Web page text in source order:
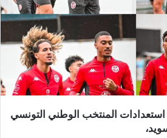
استعدادات المنتخب الوطني التونسي